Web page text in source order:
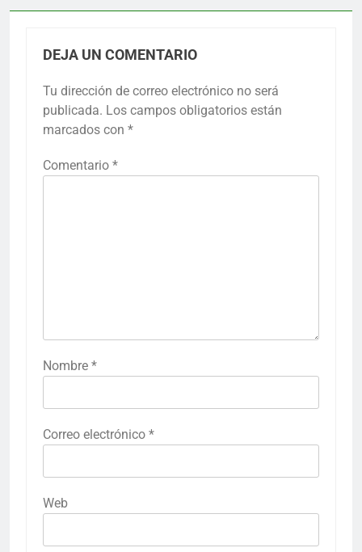
DEJA UN COMENTARIO
Tu dirección de correo electrónico no será
publicada. Los campos obligatorios están
marcados con *
Comentario *
Nombre *
Correo electrónico *
Web